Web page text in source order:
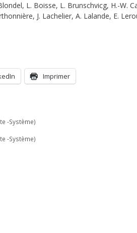
L. Boisse, L. Brunschvicg, H.-W.
J. Lachelier, A. Lalande, E.
Imprimer
-Système)
-Système)